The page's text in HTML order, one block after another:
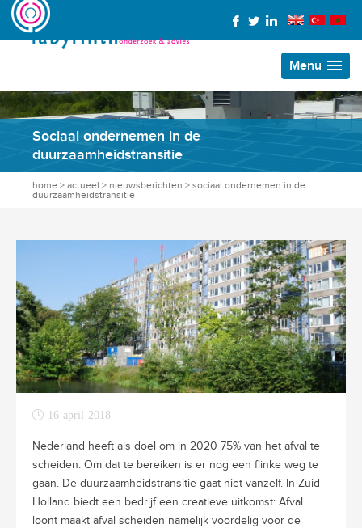
Menu
Sociaal ondernemen in de
duurzaamheidstransitie
home > actueel > nieuwsberichten > sociaal ondernemen in de
duurzaamheidstransitie
16 april 2018
Nederland heeft als doel om in 2020 75% van het afval te
scheiden. Om dat te bereiken is er nog een flinke weg te
gaan. De duurzaamheidstransitie gaat niet vanzelf. In Zuid-
Holland biedt een bedrijf een creatieve uitkomst: Afval
loont maakt afval scheiden namelijk voordelig voor de